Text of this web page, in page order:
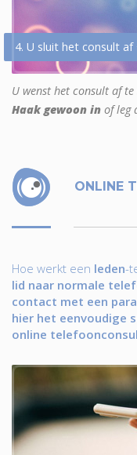
4. U sluit het consult af
U wenst het consult af te
Haak gewoon in of leg
ONLINE
Hoe werkt een leden-
lid naar normale
contact met een
hier het eenvoudige
online